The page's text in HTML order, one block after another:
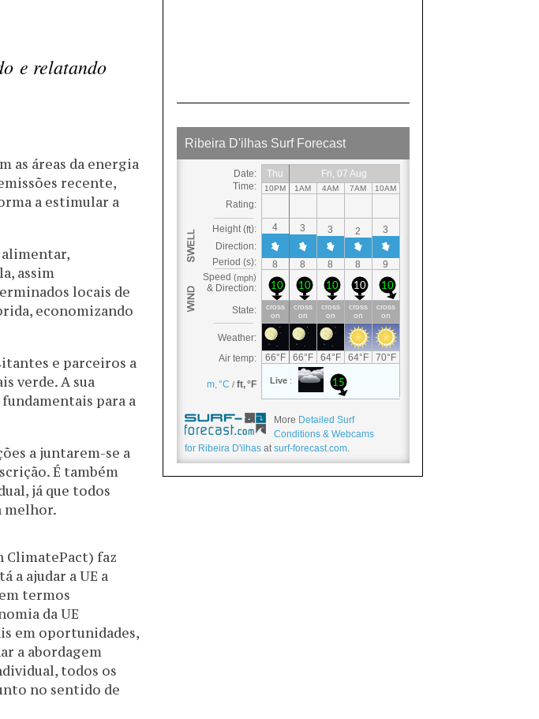
e relatando
as áreas da energia
recente,
a estimular a
assim
locais de
economizando
e parceiros a
verde. A sua
para a
a juntarem-se a
É também
já que todos
melhor.
ClimatePact) faz
a ajudar a UE a
termos
da UE
em oportunidades,
a abordagem
todos os
no sentido de
More Detailed Surf
Conditions & Webcams
for Ribeira D'ilhas at surf-forecast.com.